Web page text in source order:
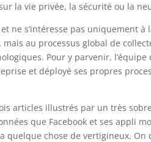
la vie privée, la sécurité ou la
ne s’intéresse pas uniquement
au processus global de
Pour y parvenir, l’équipe
et déployé ses propres
articles illustrés par un très
que Facebook et ses appli
quelque chose de vertigineux.